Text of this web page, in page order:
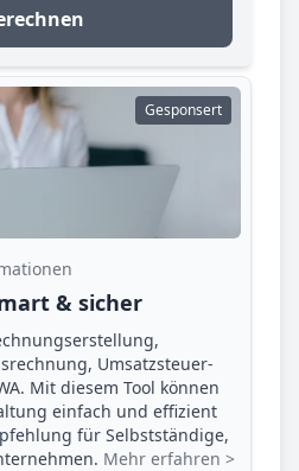
Gesponsert
& sicher
Umsatzsteuer­
Mit diesem Tool können
einfach und effizient
für Selbstständige,
Mehr erfahren >